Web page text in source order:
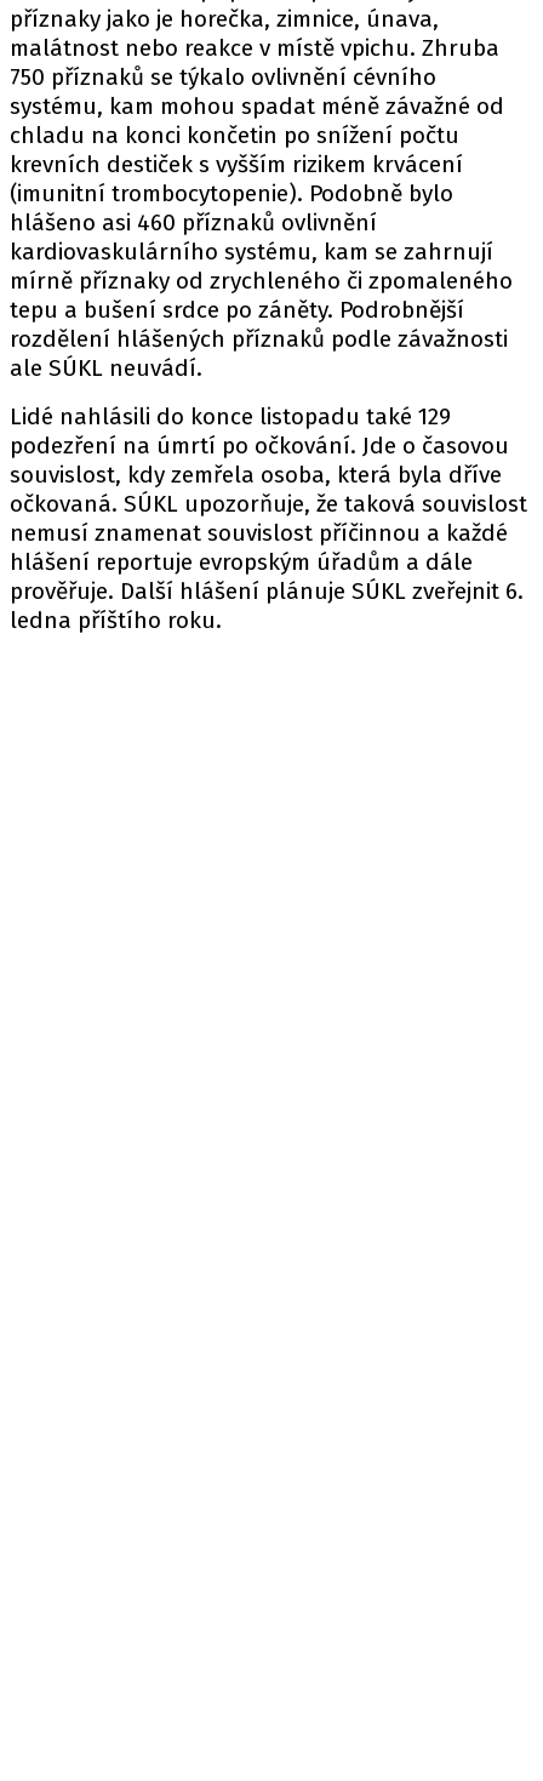
příznaky jako je horečka, zimnice, únava,
malátnost nebo reakce v místě vpichu. Zhruba
750 příznaků se týkalo ovlivnění cévního
systému, kam mohou spadat méně závažné od
chladu na konci končetin po snížení počtu
krevních destiček s vyšším rizikem krvácení
(imunitní trombocytopenie). Podobně bylo
hlášeno asi 460 příznaků ovlivnění
kardiovaskulárního systému, kam se zahrnují
mírně příznaky od zrychleného či zpomaleného
tepu a bušení srdce po záněty. Podrobnější
rozdělení hlášených příznaků podle závažnosti
ale SÚKL neuvádí.
Lidé nahlásili do konce listopadu také 129
podezření na úmrtí po očkování. Jde o časovou
souvislost, kdy zemřela osoba, která byla dříve
očkovaná. SÚKL upozorňuje, že taková souvislost
nemusí znamenat souvislost příčinnou a každé
hlášení reportuje evropským úřadům a dále
prověřuje. Další hlášení plánuje SÚKL zveřejnit 6.
ledna příštího roku.